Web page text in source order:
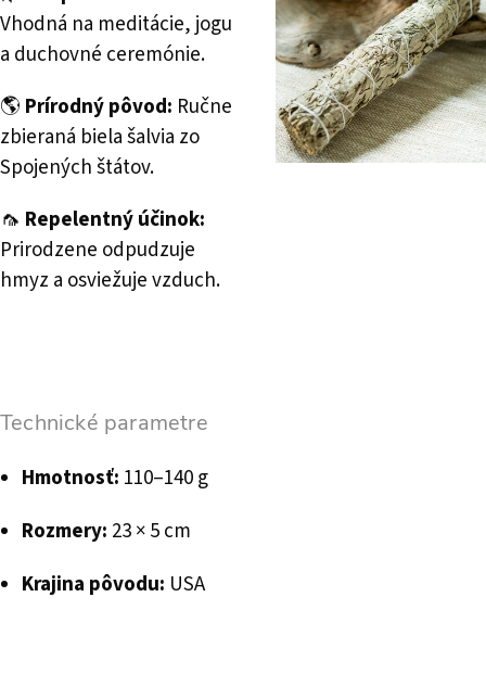
Vhodná na meditácie, jogu
a duchovné ceremónie.
🌎 Prírodný pôvod: Ručne
zbieraná biela šalvia zo
Spojených štátov.
🦟 Repelentný účinok:
Prirodzene odpudzuje
hmyz a osviežuje vzduch.
Technické parametre
Hmotnosť: 110–140 g
Rozmery: 23 × 5 cm
Krajina pôvodu: USA